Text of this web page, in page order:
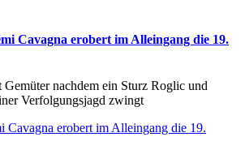
Cavagna erobert im Alleingang die 19.
nachdem ein Sturz Roglic und
Verfolgungsjagd zwingt
Cavagna erobert im Alleingang die 19.